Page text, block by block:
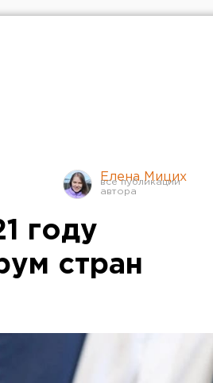
Елена Мицих
году
стран